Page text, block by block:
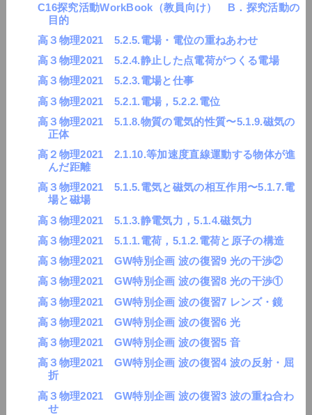
C16探究活動WorkBook（教員向け） B．探究活動の
目的
高３物理2021 5.2.5.電場・電位の重ねあわせ
高３物理2021 5.2.4.静止した点電荷がつくる電場
高３物理2021 5.2.3.電場と仕事
高３物理2021 5.2.1.電場，5.2.2.電位
高３物理2021 5.1.8.物質の電気的性質〜5.1.9.磁気の
正体
高２物理2021 2.1.10.等加速度直線運動する物体が進
んだ距離
高３物理2021 5.1.5.電気と磁気の相互作用〜5.1.7.電
場と磁場
高３物理2021 5.1.3.静電気力，5.1.4.磁気力
高３物理2021 5.1.1.電荷，5.1.2.電荷と原子の構造
高３物理2021 GW特別企画 波の復習9 光の干渉②
高３物理2021 GW特別企画 波の復習8 光の干渉①
高３物理2021 GW特別企画 波の復習7 レンズ・鏡
高３物理2021 GW特別企画 波の復習6 光
高３物理2021 GW特別企画 波の復習5 音
高３物理2021 GW特別企画 波の復習4 波の反射・屈
折
高３物理2021 GW特別企画 波の復習3 波の重ね合わ
せ